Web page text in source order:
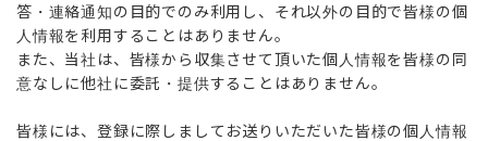
答・連絡通知の目的でのみ利用し、それ以外の目的で皆様の個
人情報を利用することはありません。
また、当社は、皆様から収集させて頂いた個人情報を皆様の同
意なしに他社に委託・提供することはありません。
皆様には、登録に際しましてお送りいただいた皆様の個人情報